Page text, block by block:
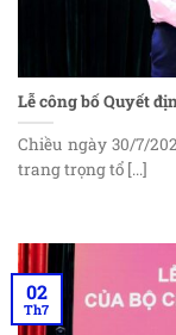
Lễ công bố Quyết
Chiều ngày 30/7/
trang trọng tổ [...]
02
Th7